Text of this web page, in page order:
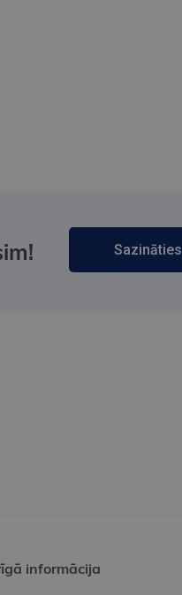
Sazināties
informācija